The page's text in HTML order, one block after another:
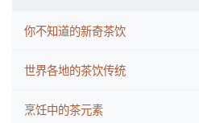
你不知道的新奇茶饮
世界各地的茶饮传统
烹饪中的茶元素